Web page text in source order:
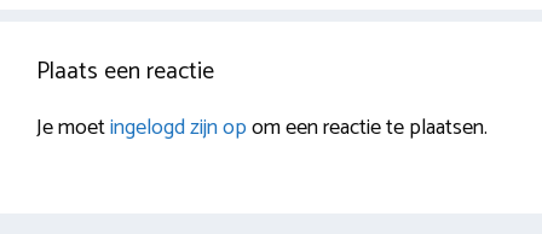
Plaats een reactie
Je moetingelogd zijn opom een reactie te plaatsen.